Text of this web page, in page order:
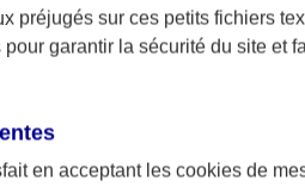
préjugés sur ces petits fichiers
garantir la sécurité du site et
en acceptant les cookies de